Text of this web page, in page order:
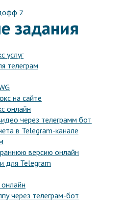
2
задания
услуг
телеграм
на сайте
онлайн
через телеграмм бот
в Telegram-канале
версию онлайн
для Telegram
через телеграм-бот